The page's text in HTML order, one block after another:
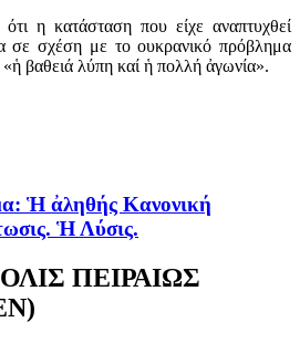
η κατάσταση που είχε αναπτυχθεί
σε σχέση με το ουκρανικό πρόβλημα
βαθειά λύπη καί ἡ πολλή ἀγωνία».
Ἡ ἀληθής Κανονική
Ἡ Λύσις.
ΠΕΙΡΑΙΩΣ